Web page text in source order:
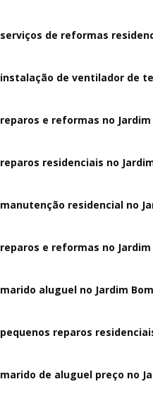
serviços de reformas
instalação de ventilador de
reparos e reformas no Jardim
reparos residenciais no
manutenção residencial no
reparos e reformas no Jardim
marido aluguel no Jardim
pequenos reparos
marido de aluguel preço no